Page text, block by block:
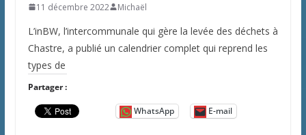
11 décembre 2022 Michaël
L’inBW, l’intercommunale qui gère la levée des déchets à
Chastre, a publié un calendrier complet qui reprend les
types de
Partager :
WhatsApp E-mail